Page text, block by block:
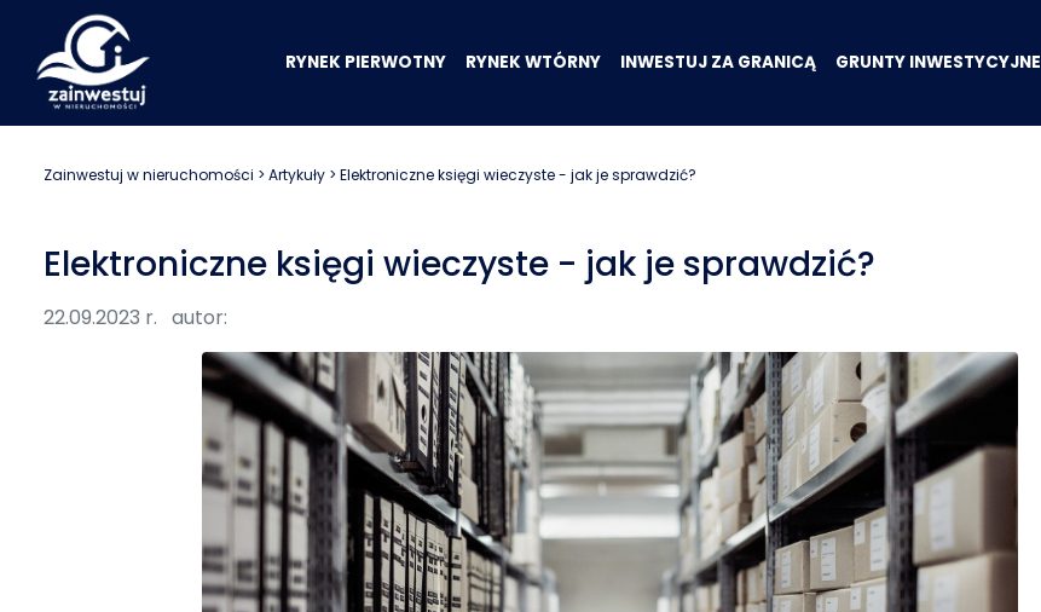
RYNEK PIERWOTNY RYNEK WTÓRNY INWESTUJ ZA GRANICĄ GRUNTY INWESTYCYJNE
Zainwestuj w nieruchomości > Artykuły > Elektroniczne księgi wieczyste - jak je sprawdzić?
Elektroniczne księgi wieczyste - jak je sprawdzić?
22.09.2023 r. autor: